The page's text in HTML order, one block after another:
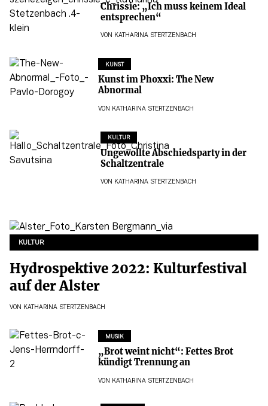
Chrissie: „Ich muss keinem Ideal
entsprechen“
VON KATHARINA STERTZENBACH
KUNST
Kunst im Phoxxi: The New
Abnormal
VON KATHARINA STERTZENBACH
KULTUR
Ungewollte Abschiedsparty in der
Schaltzentrale
VON KATHARINA STERTZENBACH
KULTUR
Hydrospektive 2022: Kulturfestival
auf der Alster
VON KATHARINA STERTZENBACH
MUSIK
„Brot weint nicht“: Fettes Brot
kündigt Trennung an
VON KATHARINA STERTZENBACH